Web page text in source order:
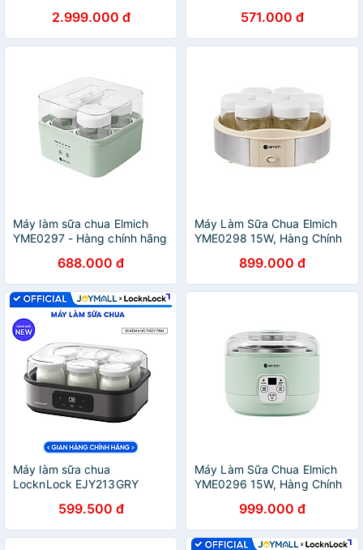
2.999.000 đ 571.000 đ
Máy làm sữa chua Elmich
YME0297 - Hàng chính hãng
688.000 đ
Máy Làm Sữa Chua Elmich
YME0298 15W, Hàng Chính
Thủy Tinh 200ml - JoyMall
899.000 đ
Máy làm sữa chua
LocknLock EJY213GRY
240V, 50/60Hz, 20W, 1.08L
- Màu xám - Hàng Chính
Hãng - JoyMall
599.500 đ
Máy Làm Sữa Chua Elmich
YME0296 15W, Hàng Chính
Ủ Inox - JoyMall
999.000 đ